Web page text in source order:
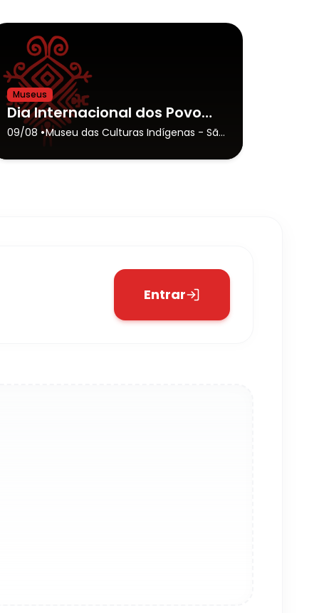
Museus
Dia Internacional dos Povos Indígenas | Com Comitiva Pey Kawa
09/08 •Museu das Culturas Indígenas - São
Entrar